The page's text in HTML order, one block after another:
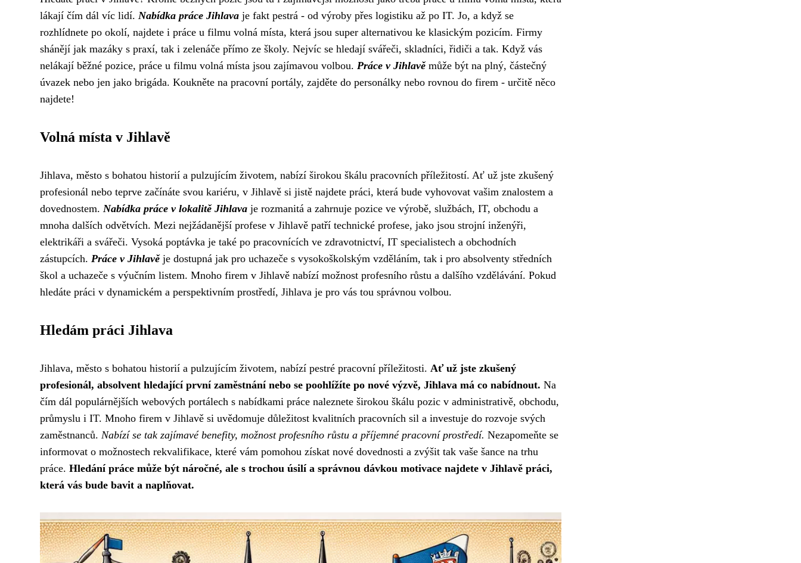
lákají čím dál víc lidí. Nabídka práce Jihlava je fakt pestrá - od výroby přes logistiku až po IT. Jo, a když se
rozhlídnete po okolí, najdete i práce u filmu volná místa, která jsou super alternativou ke klasickým pozicím. Firmy
shánějí jak mazáky s praxí, tak i zelenáče přímo ze školy. Nejvíc se hledají svářeči, skladníci, řidiči a tak. Když vás
nelákají běžné pozice, práce u filmu volná místa jsou zajímavou volbou. Práce v Jihlavěmůže být na plný, částečný
úvazek nebo jen jako brigáda. Koukněte na pracovní portály, zajděte do personálky nebo rovnou do firem - určitě něco
najdete!
Volná místa v Jihlavě
Jihlava, město s bohatou historií a pulzujícím životem, nabízí širokou škálu pracovních příležitostí. Ať už jste zkušený
profesionál nebo teprve začínáte svou kariéru, v Jihlavě si jistě najdete práci, která bude vyhovovat vašim znalostem a
dovednostem. Nabídka práce v lokalitě Jihlava je rozmanitá a zahrnuje pozice ve výrobě, službách, IT, obchodu a
mnoha dalších odvětvích. Mezi nejžádanější profese v Jihlavě patří technické profese, jako jsou strojní inženýři,
elektrikáři a svářeči. Vysoká poptávka je také po pracovnících ve zdravotnictví, IT specialistech a obchodních
zástupcích. Práce v Jihlavěje dostupná jak pro uchazeče s vysokoškolským vzděláním, tak i pro absolventy středních
škol a uchazeče s výučním listem. Mnoho firem v Jihlavě nabízí možnost profesního růstu a dalšího vzdělávání. Pokud
hledáte práci v dynamickém a perspektivním prostředí, Jihlava je pro vás tou správnou volbou.
Hledám práci Jihlava
Jihlava, město s bohatou historií a pulzujícím životem, nabízí pestré pracovní příležitosti. Ať už jste zkušený
profesionál, absolvent hledající první zaměstnání nebo se poohlížíte po nové výzvě, Jihlava má co nabídnout. Na
čím dál populárnějších webových portálech s nabídkami práce naleznete širokou škálu pozic v administrativě, obchodu,
průmyslu i IT. Mnoho firem v Jihlavě si uvědomuje důležitost kvalitních pracovních sil a investuje do rozvoje svých
zaměstnanců. Nabízí se tak zajímavé benefity, možnost profesního růstu a příjemné pracovní prostředí. Nezapomeňte se
informovat o možnostech rekvalifikace, které vám pomohou získat nové dovednosti a zvýšit tak vaše šance na trhu
práce. Hledání práce může být náročné, ale s trochou úsilí a správnou dávkou motivace najdete v Jihlavě práci,
která vás bude bavit a naplňovat.